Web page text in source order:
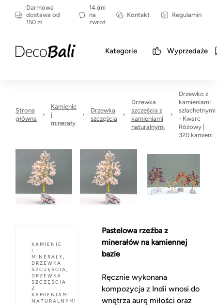
Darmowa
dostawa od
150 zł
14 dni
na
zwrot
Kontakt Regulamin
Kategorie Wyprzedaże
Strona
główna
Kamienie
i
minerały
Drzewka
szczęścia
Drzewka
szczęścia z
kamieniami
naturalnymi
Drzewko z
kamieniami
szlachetnymi
- Kwarc
Różowy |
320 kamieni
KAMIENIE
I
MINERAŁY,
DRZEWKA
SZCZĘŚCIA,
DRZEWKA
SZCZĘŚCIA
Z
KAMIENIAMI
NATURALNYMI
Pastelowa rzeźba z
minerałów na kamiennej
bazie
Ręcznie wykonana
kompozycja z Indii wnosi do
wnętrza aurę miłości oraz